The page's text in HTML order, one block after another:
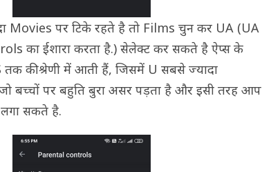
Movies पर टिके रहते है तो Films चुन कर UA (UA
का ईशारा करता है.) सेलेक्ट कर सकते है ऐप्स के
तक की श्रेणी में आती हैं, जिसमें U सबसे ज्यादा
बच्चों पर बहुति बुरा असर पड़ता है और इसी तरह आप
लगा सकते है.